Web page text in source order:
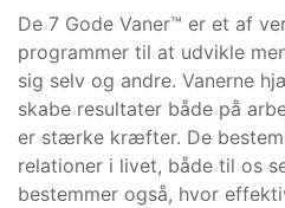
De 7 Gode Vaner™ er et af
programmer til at udvikle
sig selv og andre. Vanerne
skabe resultater både på
er stærke kræfter. De
relationer i livet, både til os
bestemmer også, hvor